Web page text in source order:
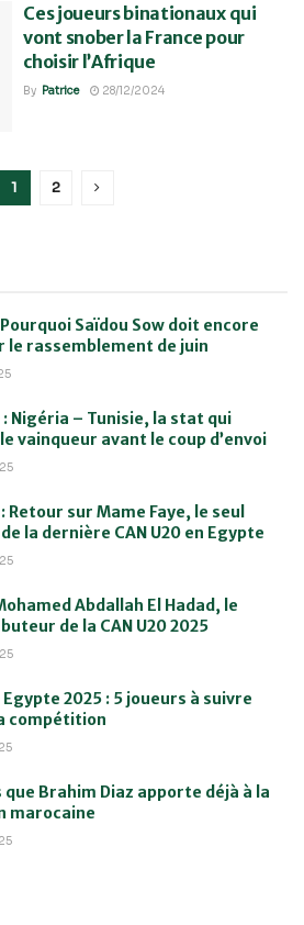
Ces joueurs binationaux qui
vont snober la France pour
choisir l’Afrique
By Patrice 28/12/2024
1 2
Saïdou Sow doit encore
le rassemblement de juin
: Nigéria – Tunisie, la stat qui
vainqueur avant le coup d’envoi
Retour sur Mame Faye, le seul
la dernière CAN U20 en Egypte
Abdallah El Hadad, le
de la CAN U20 2025
Egypte 2025 : 5 joueurs à suivre
compétition
que Brahim Diaz apporte déjà à la
marocaine